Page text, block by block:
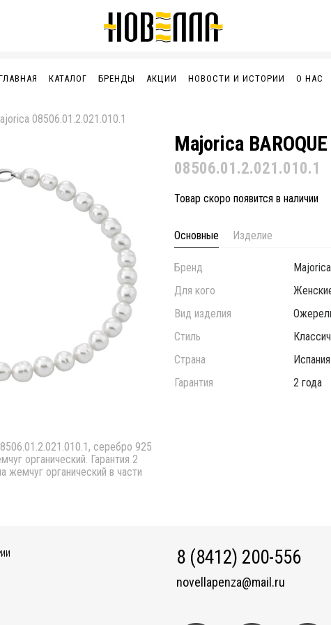
КАТАЛОГ БРЕНДЫ АКЦИИ НОВОСТИ И ИСТОРИИ О НАС
08506.01.2.021.010.1
серебро 925
органический. Гарантия 2
жемчуг органический в части
Majorica BAROQUE
08506.01.2.021.010.1
Товар скоро появится в наличии
Основные Изделие
Бренд
Majorica
Для кого
Вид изделия
Стиль
Страна
Испания
Гарантия
2 года
8 (8412) 200-556
novellapenza@mail.ru